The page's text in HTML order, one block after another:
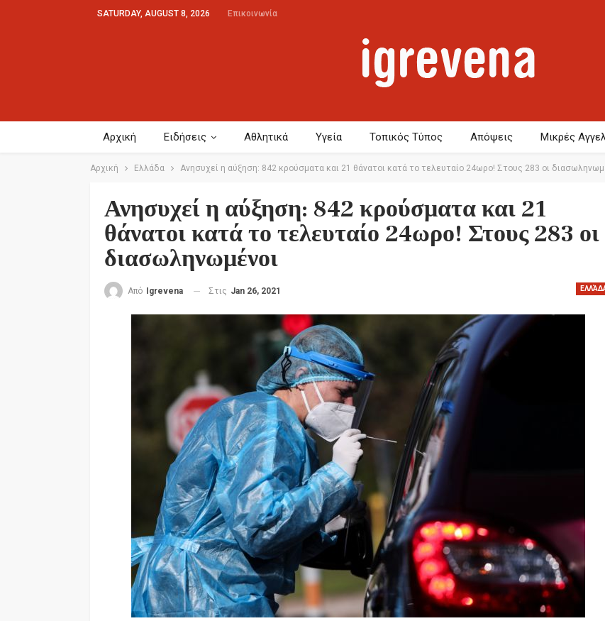
SATURDAY, AUGUST 8, 2026 Επικοινωνία
Αρχική Ειδήσεις Αθλητικά Υγεία Τοπικός Τύπος Απόψεις Μικρές
Αρχική Ελλάδα Ανησυχεί η αύξηση: 842 κρούσματα και 21 θάνατοι κατά το τελευταίο 24ωρο! Στους 283 οι
Ανησυχεί η αύξηση: 842 κρούσματα και 21
θάνατοι κατά το τελευταίο 24ωρο! Στους 283 οι
διασωληνωμένοι
Από Igrevena Στις Jan 26, 2021